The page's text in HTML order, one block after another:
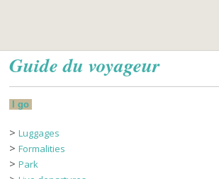
Guide du voyageur
I go
>Luggages
>Formalities
>Park